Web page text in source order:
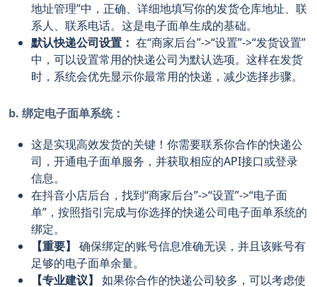
地址管理”中，正确、详细地填写你的发货仓库地址、联
系人、联系电话。这是电子面单生成的基础。
默认快递公司设置： 在“商家后台”->“设置”->“发货设置”
中，可以设置常用的快递公司为默认选项。这样在发货
时，系统会优先显示你最常用的快递，减少选择步骤。
b. 绑定电子面单系统：
这是实现高效发货的关键！你需要联系你合作的快递公
司，开通电子面单服务，并获取相应的API接口或登录
信息。
在抖音小店后台，找到“商家后台”->“设置”->“电子面
单”，按照指引完成与你选择的快递公司电子面单系统的
绑定。
【重要】
确保绑定的账号信息准确无误，并且该账号有
足够的电子面单余量。
【专业建议】
如果你合作的快递公司较多，可以考虑使